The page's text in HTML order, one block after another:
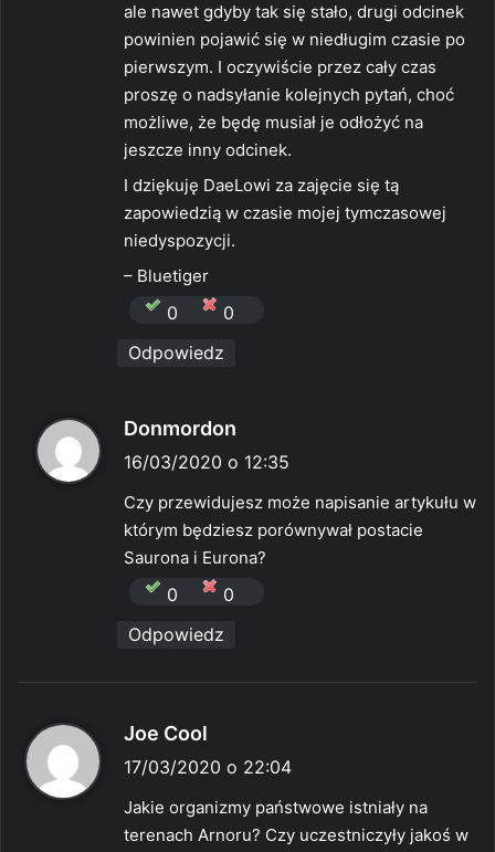
ale nawet gdyby tak się stało, drugi odcinek
powinien pojawić się w niedługim czasie po
pierwszym. I oczywiście przez cały czas
proszę o nadsyłanie kolejnych pytań, choć
możliwe, że będę musiał je odłożyć na
jeszcze inny odcinek.
I dziękuję DaeLowi za zajęcie się tą
zapowiedzią w czasie mojej tymczasowej
niedyspozycji.
– Bluetiger
0
0
Odpowiedz
Donmordon
i
e
16/03/2020 o 12:35
Czy przewidujesz może napisanie artykułu w
którym będziesz porównywał postacie
Saurona i Eurona?
0
0
Odpowiedz
Joe Cool
i
17/03/2020 o 22:04
Jakie organizmy państwowe istniały na
terenach Arnoru? Czy uczestniczyły jakoś w